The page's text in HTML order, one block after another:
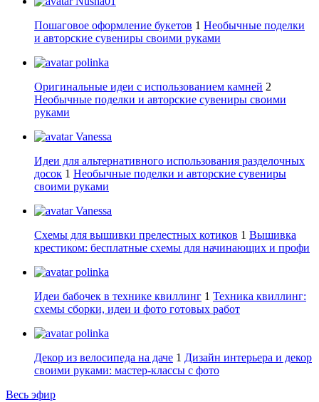
Пошаговое оформление букетов 1 Необычные поделки
и авторские сувениры своими руками
polinka
Оригинальные идеи с использованием камней 2
Необычные поделки и авторские сувениры своими
руками
Vanessa
Идеи для альтернативного использования разделочных
досок 1 Необычные поделки и авторские сувениры
своими руками
Vanessa
Схемы для вышивки прелестных котиков 1 Вышивка
крестиком: бесплатные схемы для начинающих и профи
polinka
Идеи бабочек в технике квиллинг 1 Техника квиллинг:
схемы сборки, идеи и фото готовых работ
polinka
Декор из велосипеда на даче 1 Дизайн интерьера и декор
своими руками: мастер-классы с фото
Весь эфир